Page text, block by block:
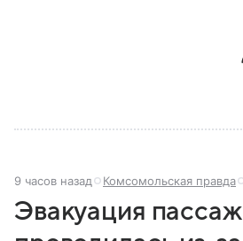
9 часов назад Комсомольская правда
Эвакуация